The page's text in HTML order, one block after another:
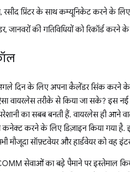
प्रिंटर के साथ कम्यूनिकेट करने के
की गतिविधियों को रिकॉर्ड
दिन के लिए अपना कैलेंडर सिंक करने के
ऐसा वायरलेस तरीके से किया जा सके? इस
का सबब बनती हैं. वायरलेस ही आने
करने के लिए डिज़ाइन किया गया है.
मौजूदा सॉफ़्टवेयर और हार्डवेयर को वह
सेवाओं का बड़े पैमाने पर इस्तेमाल